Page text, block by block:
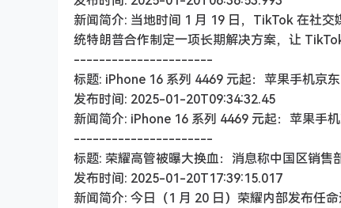
新闻简介: 当地时间 1 月 19 日，TikTok 在社
统特朗普合作制定一项长期解决方案，让
----------------------
标题: iPhone 16 系列 4469 元起：苹果手机京
发布时间: 2025-01-20T09:34:32.45
新闻简介: iPhone 16 系列 4469 元起：苹果手
----------------------
标题: 荣耀高管被曝大换血：消息称中国区销
发布时间: 2025-01-20T17:39:15.017
新闻简介: 今日（1 月 20 日）荣耀内部发布任